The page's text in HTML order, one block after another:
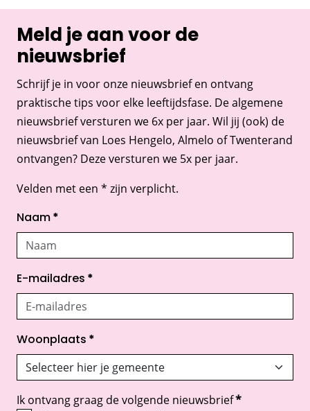
Meld je aan voor de
nieuwsbrief
Schrijf je in voor onze nieuwsbrief en ontvang
praktische tips voor elke leeftijdsfase. De algemene
nieuwsbrief versturen we 6x per jaar. Wil jij (ook) de
nieuwsbrief van Loes Hengelo, Almelo of Twenterand
ontvangen? Deze versturen we 5x per jaar.
Velden met een * zijn verplicht.
Naam *
E-mailadres *
Woonplaats *
Ik ontvang graag de volgende nieuwsbrief*